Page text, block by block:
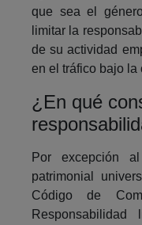
que sea el
limitar la
de su actividad
en el tráfico bajo la
¿En qué
Por excepción
patrimonial
Código de